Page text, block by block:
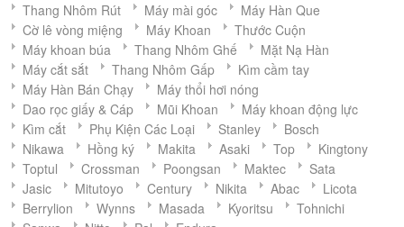
Thang Nhôm Rút
Máy mài góc
Máy Hàn Que
Cờ lê vòng miệng
Máy Khoan
Thước Cuộn
Máy khoan búa
Thang Nhôm Ghế
Mặt Nạ Hàn
Máy cắt sắt
Thang Nhôm Gấp
Kìm cầm tay
Máy Hàn Bán Chạy
Máy thổi hơi nóng
Dao rọc giấy & Cáp
Mũi Khoan
Máy khoan động lực
Kìm cắt
Phụ Kiện Các Loại Stanley
Bosch
Nikawa
Hồng ký Makita Asaki Top
Kingtony
Toptul
Crossman Poongsan Maktec
Sata
Jasic
Mitutoyo Century Nikita Abac
Licota
Berrylion
Wynns Masada Kyoritsu
Tohnichi